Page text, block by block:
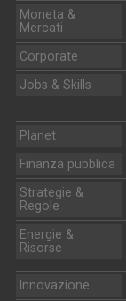
Moneta &
Mercati
Corporate
Jobs & Skills
Planet
Finanza pubblica
Strategie &
Regole
Energie &
Risorse
Innovazione